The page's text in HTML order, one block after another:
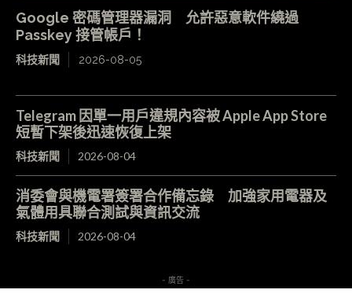
Google 密碼管理器漏洞 允許惡意軟件繞過
Passkey 接管帳戶！
科技新聞 2026-08-05
Telegram 因單一用戶違規內容被 Apple App Store
短暫下架後迅速恢復上架
科技新聞 2026-08-04
消委會與機電署簽署合作備忘錄 加強家用電器及
氣體用具聯合測試與資訊交流
科技新聞 2026-08-04
- 廣告 -